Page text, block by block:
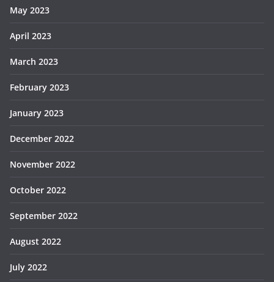
May 2023
April 2023
March 2023
February 2023
January 2023
December 2022
November 2022
October 2022
September 2022
August 2022
July 2022